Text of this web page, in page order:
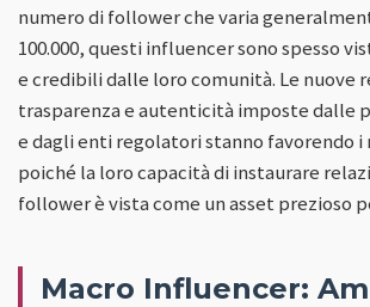
numero di follower che varia
100.000, questi influencer sono spesso
e credibili dalle loro comunità. Le nuove
trasparenza e autenticità imposte dalle
e dagli enti regolatori stanno favorendo
poiché la loro capacità di instaurare
follower è vista come un asset prezioso
Macro Influencer: